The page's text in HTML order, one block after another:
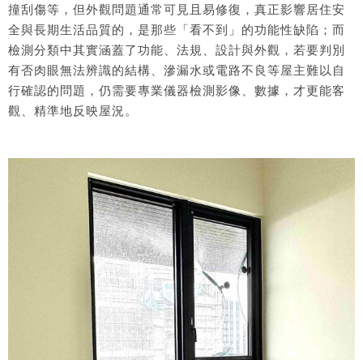
撞刮傷等，但外觀問題通常可見且易修復，真正影響居住安
全與長期生活品質的，是那些「看不到」的功能性缺陷；而
檢測分類中其實涵蓋了功能、法規、設計與外觀，若要判別
有否肉眼無法辨識的結構、滲漏水或電路不良等屋主難以自
行確認的問題，仍需要專業儀器檢測影像、數據，才更能客
觀、精準地反映屋況。